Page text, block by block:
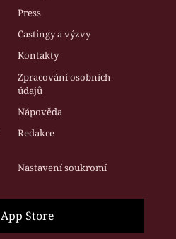
Press
Castingy a výzvy
Kontakty
Zpracování osobních
údajů
Nápověda
Redakce
Nastavení soukromí
App Store